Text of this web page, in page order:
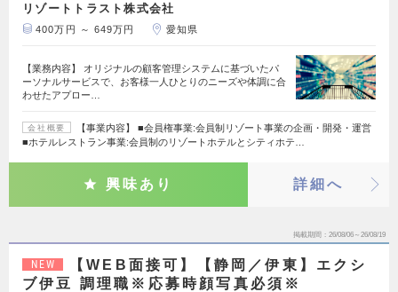
リゾートトラスト株式会社
400万円 ～ 649万円 愛知県
【業務内容】 オリジナルの顧客管理システムに基づいたパ
ーソナルサービスで、お客様一人ひとりのニーズや体調に合
わせたアプロー…
会社概要
【事業内容】 ■会員権事業:会員制リゾート事業の企画・開発・運営
■ホテルレストラン事業:会員制のリゾートホテルとシティホテ…
興味あり 詳細へ
掲載期間 26/08/06～26/08/19
NEW
【WEB面接可】【静岡／伊東】エクシ
ブ伊豆 調理職※応募時顔写真必須※